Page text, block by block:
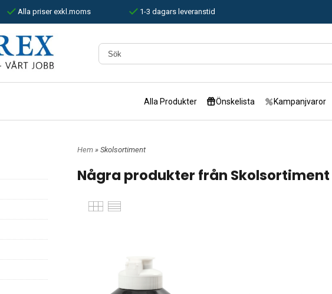
Alla priser exkl.moms 1-3 dagars leveranstid
Alla Produkter Önskelista Kampanjvaror
Hem» Skolsortiment
Några produkter från Skolsortiment